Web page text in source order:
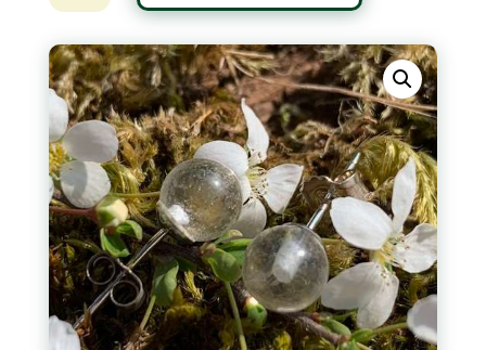
Boucles
d'oreilles
"puce"
en
Cristal
de
Roche
t
e
r
n
a
t
i
v
e
: